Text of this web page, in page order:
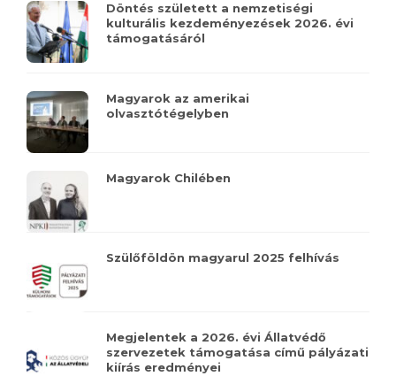
Döntés született a nemzetiségi
kulturális kezdeményezések 2026. évi
támogatásáról
Magyarok az amerikai
olvasztótégelyben
Magyarok Chilében
Szülőföldön magyarul 2025 felhívás
Megjelentek a 2026. évi Állatvédő
szervezetek támogatása című pályázati
kiírás eredményei